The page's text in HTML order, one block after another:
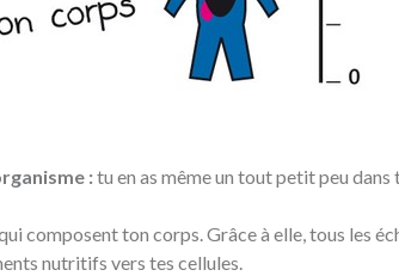
:tu en as même un tout petit peu dans
composent ton corps. Grâce à elle, tous les
nutritifs vers tes cellules.